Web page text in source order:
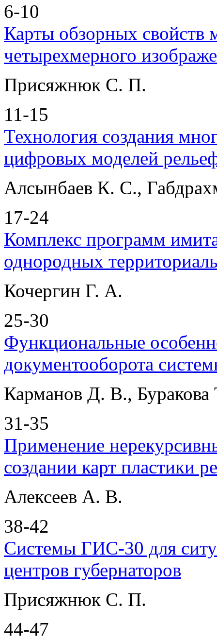
6-10
Карты обзорных свойств
четырехмерного
Присяжнюк С. П.
11-15
Технология создания
цифровых моделей
Алсынбаев К. С.,
17-24
Комплекс программ
однородных
Кочергин Г. А.
25-30
Функциональные
документооборота
Карманов Д. В.,
31-35
Применение
создании карт пластики
Алексеев А. В.
38-42
Системы ГИС-30 для
центров губернаторов
Присяжнюк С. П.
44-47